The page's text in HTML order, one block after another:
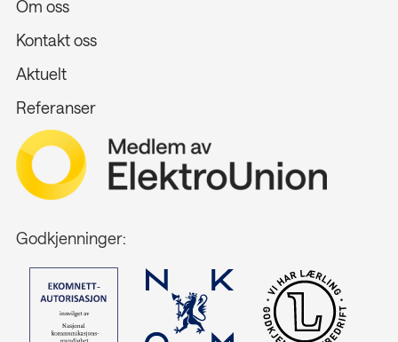
Om oss
Kontakt oss
Aktuelt
Referanser
Godkjenninger: